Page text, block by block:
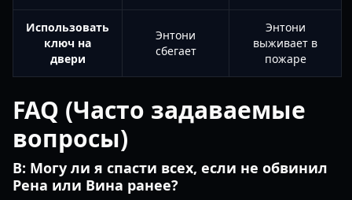
Использовать
ключ на
двери
Энтони
сбегает
Энтони
выживает в
пожаре
FAQ (Часто задаваемые
вопросы)
В: Могу ли я спасти всех, если не обвинил
Рена или Вина ранее?